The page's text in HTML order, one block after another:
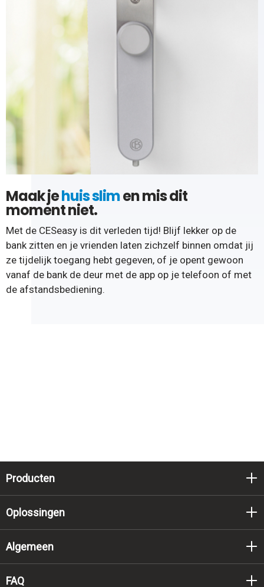
Maak jehuis slimen mis dit
moment niet.
Met de CESeasy is dit verleden tijd! Blijf lekker op de
bank zitten en je vrienden laten zichzelf binnen omdat jij
ze tijdelijk toegang hebt gegeven, of je opent gewoon
vanaf de bank de deur met de app op je telefoon of met
de afstandsbediening.
Producten
Oplossingen
Algemeen
FAQ